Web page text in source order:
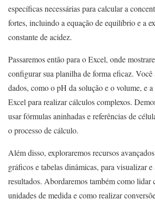
específicas necessárias para calcular a
fortes, incluindo a equação de equilíbrio e a
constante de acidez.
Passaremos então para o Excel, onde
configurar sua planilha de forma eficaz. Você
dados, como o pH da solução e o volume, e
Excel para realizar cálculos complexos.
usar fórmulas aninhadas e referências de
o processo de cálculo.
Além disso, exploraremos recursos
gráficos e tabelas dinâmicas, para visualizar e
resultados. Abordaremos também como lidar
unidades de medida e como realizar